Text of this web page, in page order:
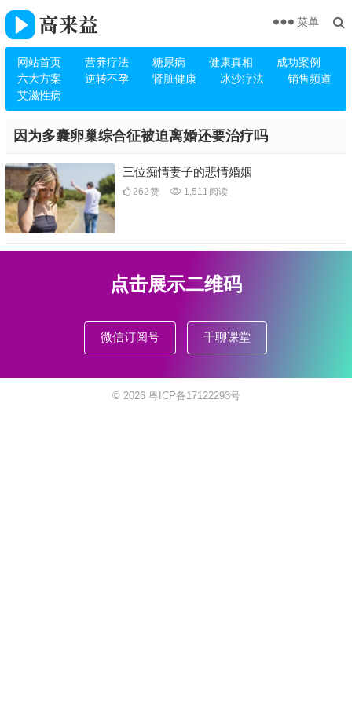
网站首页 营养疗法 糖尿病 健康真相
成功案例
六大方案
逆转不孕 肾脏健康 冰沙疗法
销售频道
艾滋性病
菜单
因为多囊卵巢综合征被迫离婚还要治疗吗
三位痴情妻子的悲情婚姻
262赞 1,511 阅读
点击展示二维码
微信订阅号 千聊课堂
© 2026 粤ICP备17122293号